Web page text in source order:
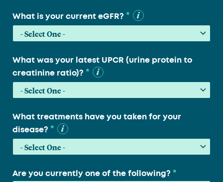
What is your current eGFR? *
What was your latest UPCR (urine protein to
creatinine ratio)? *
What treatments have you taken for your
disease? *
Are you currently one of the following? *